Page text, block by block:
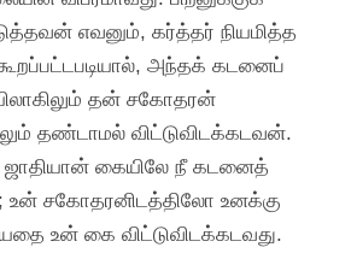
எவனும், கர்த்தர் நியமித்த
அந்தக் கடனைப்
தன் சகோதரன்
தண்டாமல் விட்டுவிடக்கடவன்.
ஜாதியான் கையிலே நீ கடனைத்
சகோதரனிடத்திலோ உனக்கு
உன் கை விட்டுவிடக்கடவது.